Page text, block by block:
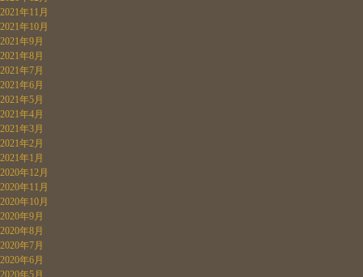
2021年11月
2021年10月
2021年9月
2021年8月
2021年7月
2021年6月
2021年5月
2021年4月
2021年3月
2021年2月
2021年1月
2020年12月
2020年11月
2020年10月
2020年9月
2020年8月
2020年7月
2020年6月
2020年5月